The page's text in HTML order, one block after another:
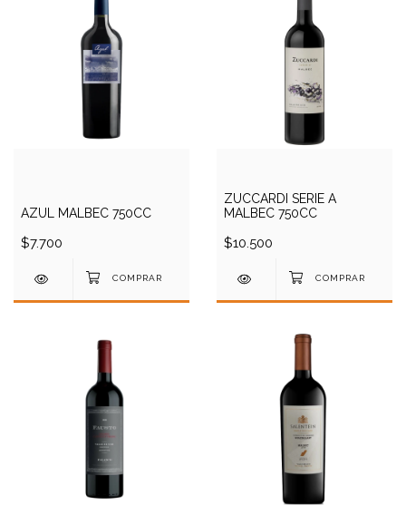
AZUL MALBEC 750CC
$7.700
ZUCCARDI SERIE A
MALBEC 750CC
$10.500